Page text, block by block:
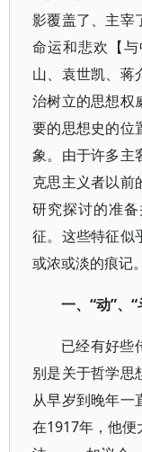
影覆盖了、主宰
命运和悲欢【
山、袁世凯、蒋
治树立的思想权
要的思想史的位
象。由于许多主
克思主义者以前
研究探讨的准
征。这些特征似
或浓或淡的痕记。
一、“动”、
已经有好些
别是关于哲学思
从早岁到晚年一
在1917年，他便